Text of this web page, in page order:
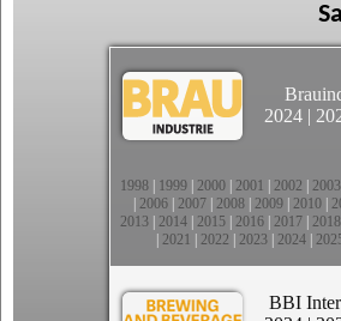
2024 |
1998 1999 2000 2001 2002 2003
2006 2007 2008 2009 2010
2013 2014 2015 2016 2017 2018
2021 2022 2023| 2024|
BBI